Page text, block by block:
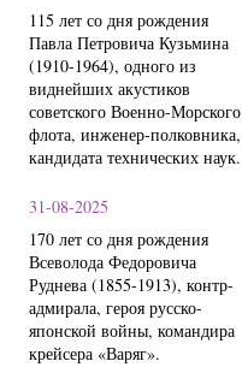
115 лет со дня рождения
Павла Петровича Кузьмина
(1910-1964), одного из
виднейших акустиков
советского Военно-Морского
флота, инженер-полковника,
кандидата технических наук.
31-08-2025
170 лет со дня рождения
Всеволода Федоровича
Руднева (1855-1913), контр-
адмирала, героя русско-
японской войны, командира
крейсера «Варяг».